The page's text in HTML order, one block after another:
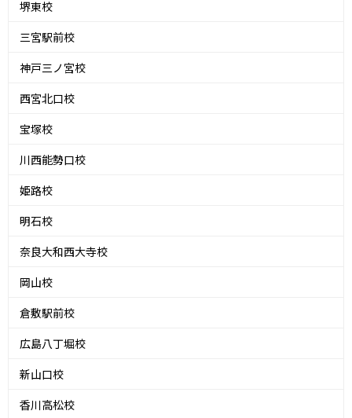
堺東校
三宮駅前校
神戸三ノ宮校
西宮北口校
宝塚校
川西能勢口校
姫路校
明石校
奈良大和西大寺校
岡山校
倉敷駅前校
広島八丁堀校
新山口校
香川高松校